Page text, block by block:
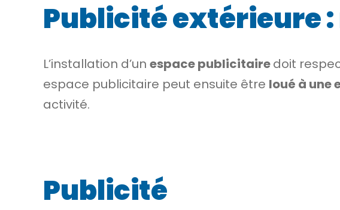
Publicité extérieure
L’installation d’un espace publicitairedoit
espace publicitaire peut ensuite être loué à une
activité.
Publicité